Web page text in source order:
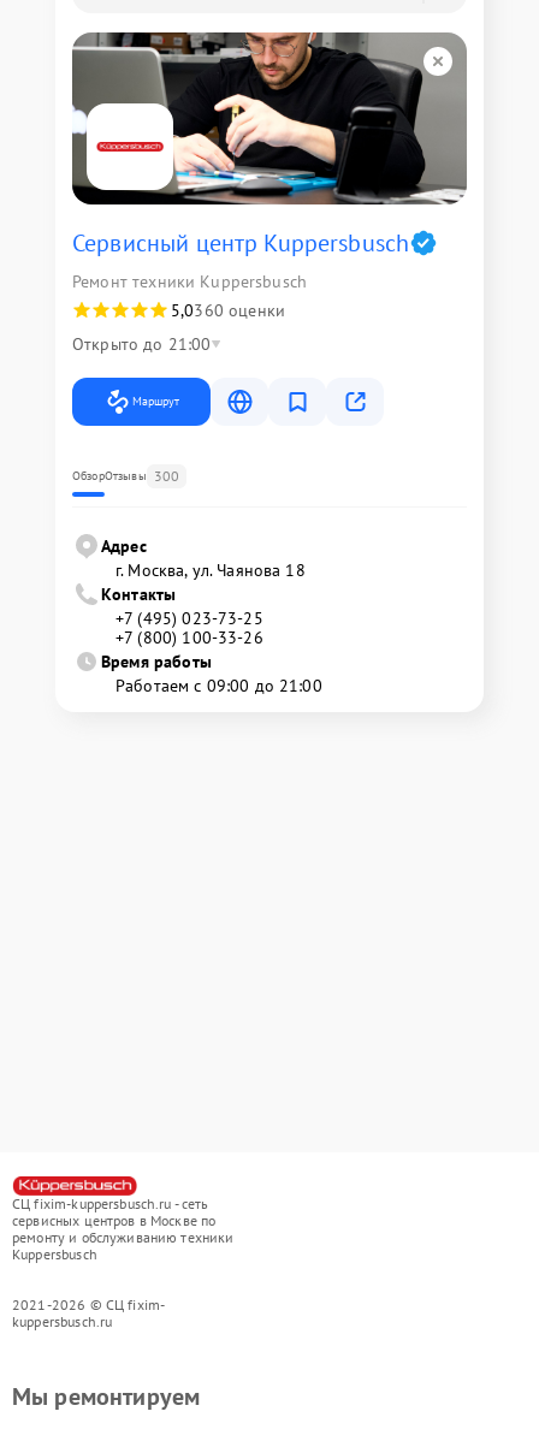
Сервисный центр Kuppersbusch
Ремонт техники Kuppersbusch
5,0360 оценки
Открыто до 21:00
Маршрут
ОбзорОтзывы 300
Адрес
г. Москва, ул. Чаянова 18
Контакты
+7 (495) 023-73-25
+7 (800) 100-33-26
Время работы
Работаем с 09:00 до 21:00
СЦ fixim-kuppersbusch.ru - сеть
сервисных центров в Москве по
ремонту и обслуживанию техники
Kuppersbusch
2021-2026 © СЦ fixim-
kuppersbusch.ru
Мы ремонтируем